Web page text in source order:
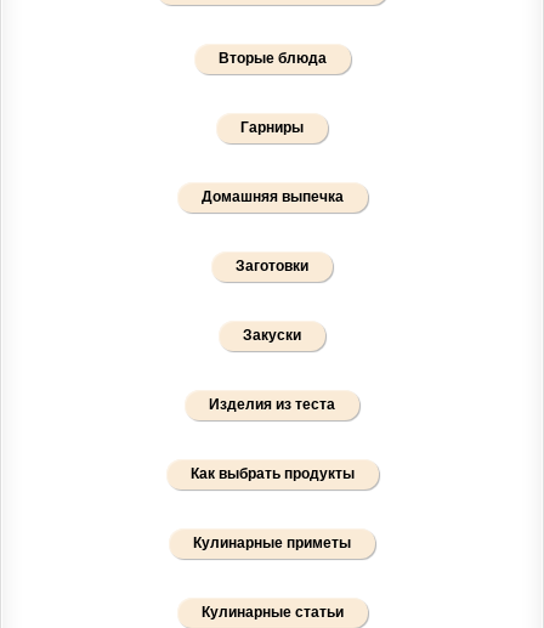
Вторые блюда
Гарниры
Домашняя выпечка
Заготовки
Закуски
Изделия из теста
Как выбрать продукты
Кулинарные приметы
Кулинарные статьи